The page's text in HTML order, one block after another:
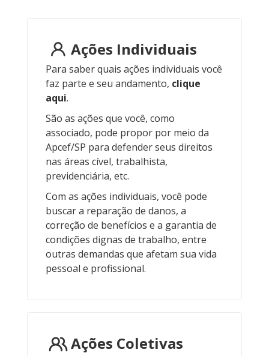
Ações Individuais
Para saber quais ações individuais você
faz parte e seu andamento, clique
aqui.
São as ações que você, como
associado, pode propor por meio da
Apcef/SP para defender seus direitos
nas áreas cível, trabalhista,
previdenciária, etc.
Com as ações individuais, você pode
buscar a reparação de danos, a
correção de benefícios e a garantia de
condições dignas de trabalho, entre
outras demandas que afetam sua vida
pessoal e profissional.
Ações Coletivas